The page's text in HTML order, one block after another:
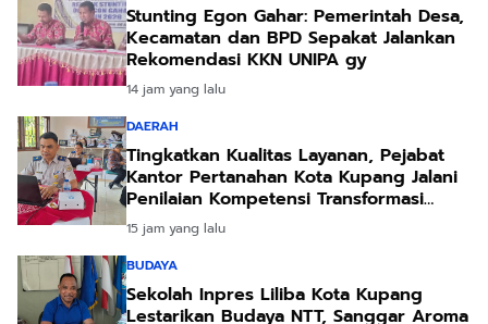
Stunting Egon Gahar: Pemerintah Desa,
Kecamatan dan BPD Sepakat Jalankan
Rekomendasi KKN UNIPA gy
14 jam yang lalu
DAERAH
Tingkatkan Kualitas Layanan, Pejabat
Kantor Pertanahan Kota Kupang Jalani
Penilaian Kompetensi Transformasi
Pelayanan
15 jam yang lalu
BUDAYA
Sekolah Inpres Liliba Kota Kupang
Lestarikan Budaya NTT, Sanggar Aroma